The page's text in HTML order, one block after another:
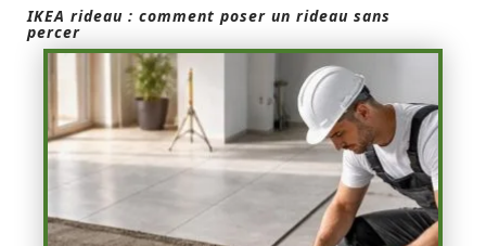
IKEA rideau : comment poser un rideau sans
percer